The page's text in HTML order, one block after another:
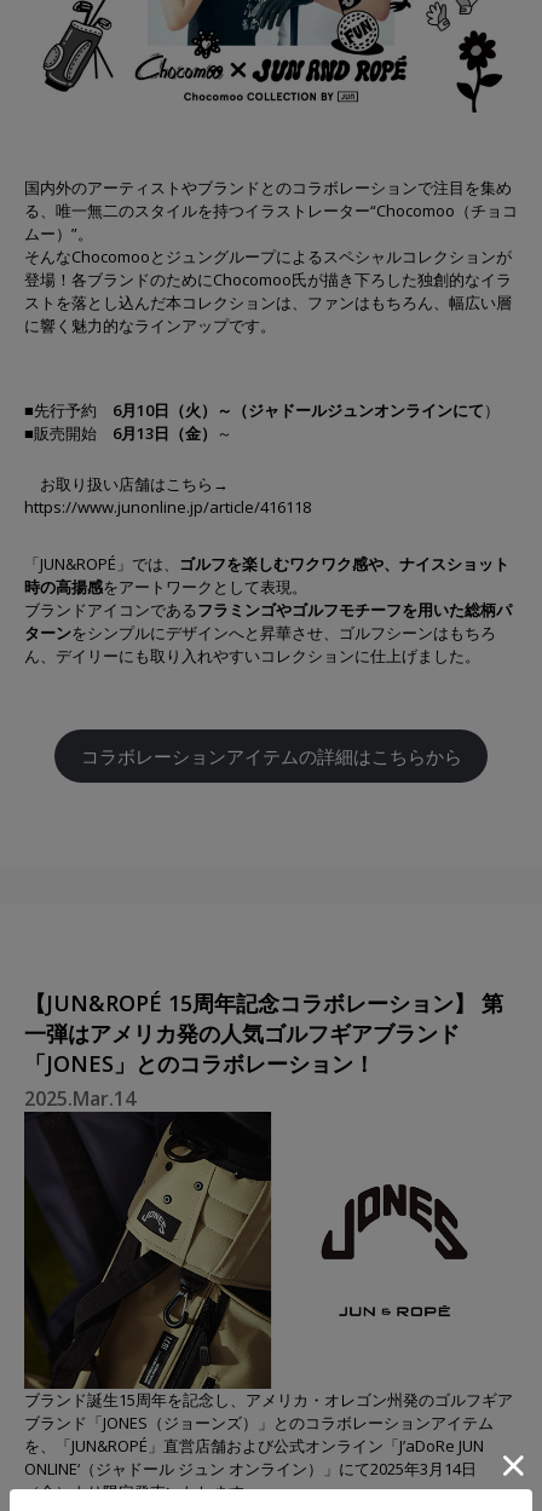
国内外のアーティストやブランドとのコラボレーションで注目を集め
る、唯一無二のスタイルを持つイラストレーター“Chocomoo（チョコ
ムー）”。
そんなChocomooとジュングループによるスペシャルコレクションが
登場！各ブランドのためにChocomoo氏が描き下ろした独創的なイラ
ストを落とし込んだ本コレクションは、ファンはもちろん、幅広い層
に響く魅力的なラインアップです。
■先行予約 6月10日（火）～（ジャドールジュンオンラインにて）
■販売開始 6月13日（金） ～
お取り扱い店舗はこちら→
https://www.junonline.jp/article/416118
「JUN&ROPÉ」では、 ゴルフを楽しむワクワク感や、ナイスショット
時の高揚感をアートワークとして表現。
ブランドアイコンであるフラミンゴやゴルフモチーフを用いた総柄パ
ターンをシンプルにデザインへと昇華させ、ゴルフシーンはもちろ
ん、デイリーにも取り入れやすいコレクションに仕上げました。
コラボレーションアイテムの詳細はこちらから
【JUN&ROPÉ 15周年記念コラボレーション】 第
一弾はアメリカ発の人気ゴルフギアブランド
「JONES」とのコラボレーション！
2025.Mar.14
ブランド誕生15周年を記念し、アメリカ・オレゴン州発のゴルフギア
ブランド「JONES（ジョーンズ）」とのコラボレーションアイテム
を、「JUN&ROPÉ」直営店舗および公式オンライン「J’aDoRe JUN
ONLINE‘（ジャドール ジュン オンライン）」にて2025年3月14日
（金）より限定発売いたします。